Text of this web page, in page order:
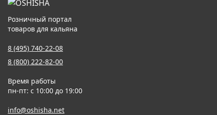
Розничный портал
товаров для кальяна
8 (495) 740-22-08
8 (800) 222-82-00
Время работы
пн-пт: с 10:00 до 19:00
info@oshisha.net